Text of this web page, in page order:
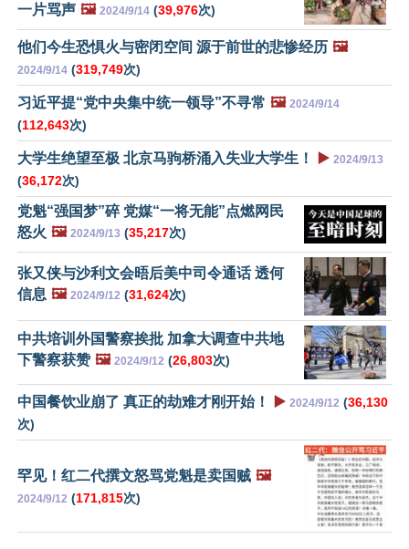
一片骂声 🖼️ 2024/9/14 (39,976次)
他们今生恐惧火与密闭空间 源于前世的悲惨经历 🖼️
2024/9/14 (319,749次)
习近平提“党中央集中统一领导”不寻常 🖼️ 2024/9/14
(112,643次)
大学生绝望至极 北京马驹桥涌入失业大学生！ ▶️ 2024/9/13
(36,172次)
党魁“强国梦”碎 党媒“一将无能”点燃网民
怒火 🖼️ 2024/9/13 (35,217次)
张又侠与沙利文会晤后美中司令通话 透何
信息 🖼️ 2024/9/12 (31,624次)
中共培训外国警察挨批 加拿大调查中共地
下警察获赞 🖼️ 2024/9/12 (26,803次)
中国餐饮业崩了 真正的劫难才刚开始！ ▶️ 2024/9/12 (36,130
次)
罕见！红二代撰文怒骂党魁是卖国贼 🖼️
2024/9/12 (171,815次)